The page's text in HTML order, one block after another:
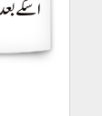
اسکے